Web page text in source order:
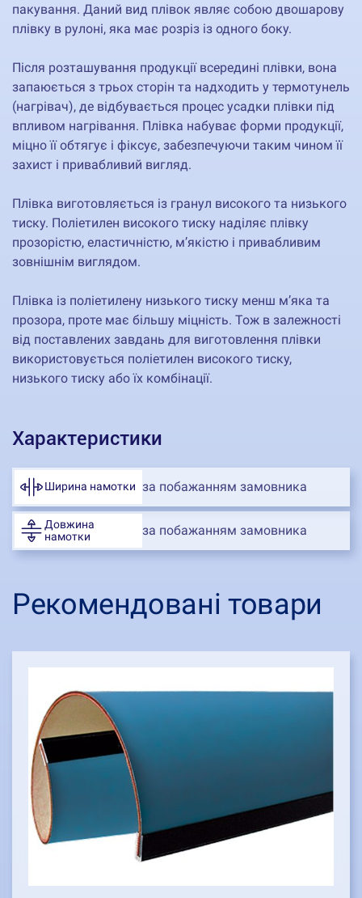
пакування. Даний вид плівок являє собою двошарову
плівку в рулоні, яка має розріз із одного боку.
Після розташування продукції всередині плівки, вона
запаюється з трьох сторін та надходить у термотунель
(нагрівач), де відбувається процес усадки плівки під
впливом нагрівання. Плівка набуває форми продукції,
міцно її обтягує і фіксує, забезпечуючи таким чином її
захист і привабливий вигляд.
Плівка виготовляється із гранул високого та низького
тиску. Поліетилен високого тиску наділяє плівку
прозорістю, еластичністю, м’якістю і привабливим
зовнішнім виглядом.
Плівка із поліетилену низького тиску менш м’яка та
прозора, проте має більшу міцність. Тож в залежності
від поставлених завдань для виготовлення плівки
використовується поліетилен високого тиску,
низького тиску або їх комбінації.
Характеристики
Ширина намотки за побажанням замовника
Довжина
намотки
за побажанням замовника
Рекомендовані товари